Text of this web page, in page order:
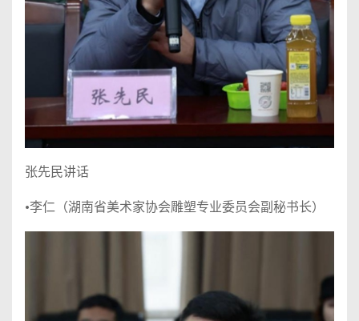
张先民讲话
•李仁（湖南省美术家协会雕塑专业委员会副秘书长）